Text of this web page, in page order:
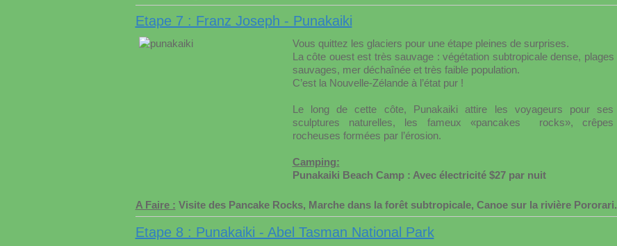
Etape 7 : Franz Joseph - Punakaiki
Vous quittez les glaciers pour une étape pleines de surprises.
La côte ouest est très sauvage : végétation subtropicale dense, plages
sauvages, mer déchaînée et très faible population.
C’est la Nouvelle-Zélande à l’état pur !
Le long de cette côte, Punakaiki attire les voyageurs pour ses
sculptures naturelles, les fameux «pancakes rocks», crêpes
rocheuses formées par l’érosion.
Camping:
Punakaiki Beach Camp : Avec électricité $27 par nuit
A Faire : Visite des Pancake Rocks, Marche dans la forêt subtropicale, Canoe sur la rivière Pororari.
Etape 8 : Punakaiki - Abel Tasman National Park